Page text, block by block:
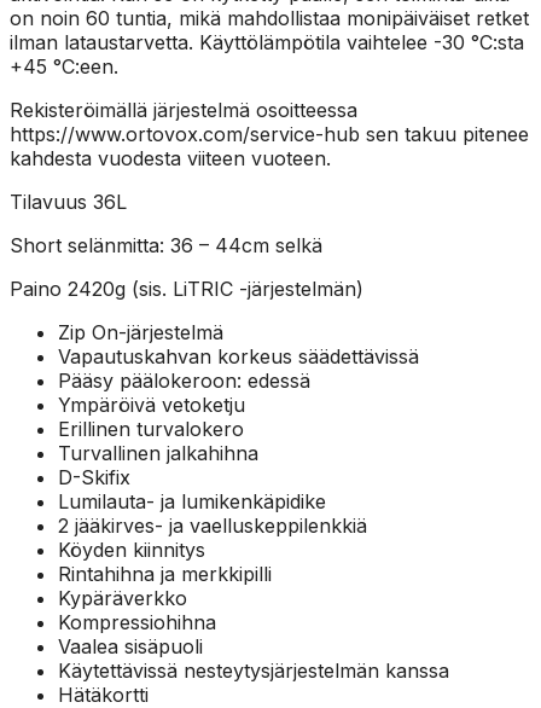
on noin 60 tuntia, mikä mahdollistaa monipäiväiset retket
ilman lataustarvetta. Käyttölämpötila vaihtelee -30 °C:sta
+45 °C:een.
Rekisteröimällä järjestelmä osoitteessa
https://www.ortovox.com/service-hub sen takuu pitenee
kahdesta vuodesta viiteen vuoteen.
Tilavuus 36L
Short selänmitta: 36 – 44cm selkä
Paino 2420g (sis. LiTRIC -järjestelmän)
Zip On-järjestelmä
Vapautuskahvan korkeus säädettävissä
Pääsy päälokeroon: edessä
Ympäröivä vetoketju
Erillinen turvalokero
Turvallinen jalkahihna
D-Skifix
Lumilauta- ja lumikenkäpidike
2 jääkirves- ja vaelluskeppilenkkiä
Köyden kiinnitys
Rintahihna ja merkkipilli
Kypäräverkko
Kompressiohihna
Vaalea sisäpuoli
Käytettävissä nesteytysjärjestelmän kanssa
Hätäkortti